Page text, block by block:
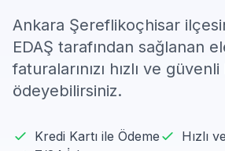
Ankara Şereflikoçhisar
EDAŞ tarafından sağlanan
faturalarınızı hızlı ve
ödeyebilirsiniz.
Kredi Kartı ile Ödeme
Hızlı